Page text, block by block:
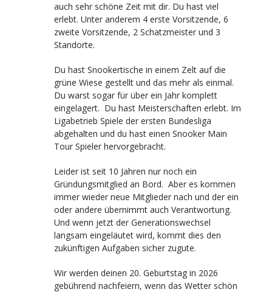
auch sehr schöne Zeit mit dir. Du hast viel
erlebt. Unter anderem 4 erste Vorsitzende, 6
zweite Vorsitzende, 2 Schatzmeister und 3
Standorte.
Du hast Snookertische in einem Zelt auf die
grüne Wiese gestellt und das mehr als einmal.
Du warst sogar für über ein Jahr komplett
eingelagert. Du hast Meisterschaften erlebt. Im
Ligabetrieb Spiele der ersten Bundesliga
abgehalten und du hast einen Snooker Main
Tour Spieler hervorgebracht.
Leider ist seit 10 Jahren nur noch ein
Gründungsmitglied an Bord. Aber es kommen
immer wieder neue Mitglieder nach und der ein
oder andere übernimmt auch Verantwortung.
Und wenn jetzt der Generationswechsel
langsam eingeläutet wird, kommt dies den
zukünftigen Aufgaben sicher zugute.
Wir werden deinen 20. Geburtstag in 2026
gebührend nachfeiern, wenn das Wetter schön